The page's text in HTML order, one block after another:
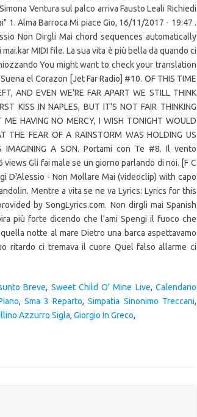
Ventura sul palco arriva Fausto Leali Richiedi
1. Alma Barroca Mi piace Gio, 16/11/2017 - 19:47 .
Non Dirgli Mai chord sequences automatically
MIDI file. La sua vita è più bella da quando ci
You might want to check your translation
el Corazon [Jet Far Radio] #10. OF THIS TIME
AND EVEN WE'RE FAR APART WE STILL THINK
KISS IN NAPLES, BUT IT'S NOT FAIR THINKING
HAVING NO MERCY, I WISH TONIGHT WOULD
FEAR OF A RAINSTORM WAS HOLDING US
IMAGINING A SON. Portami con Te #8. Il vento
Gli fai male se un giorno parlando di noi. [F C
D'Alessio - Non Mollare Mai (videoclip) with capo
Mentre a vita se ne va Lyrics: Lyrics for this
by SongLyrics.com. Non dirgli mai Spanish
più forte dicendo che l'ami Spengi il fuoco che
notte al mare Dietro una barca aspettavamo
ritardo ci tremava il cuore Quel falso allarme ci
Breve, Sweet Child O' Mine Live, Calendario
, Sma 3 Reparto,Simpatia Sinonimo Treccani,
Azzurro Sigla, Giorgio In Greco,